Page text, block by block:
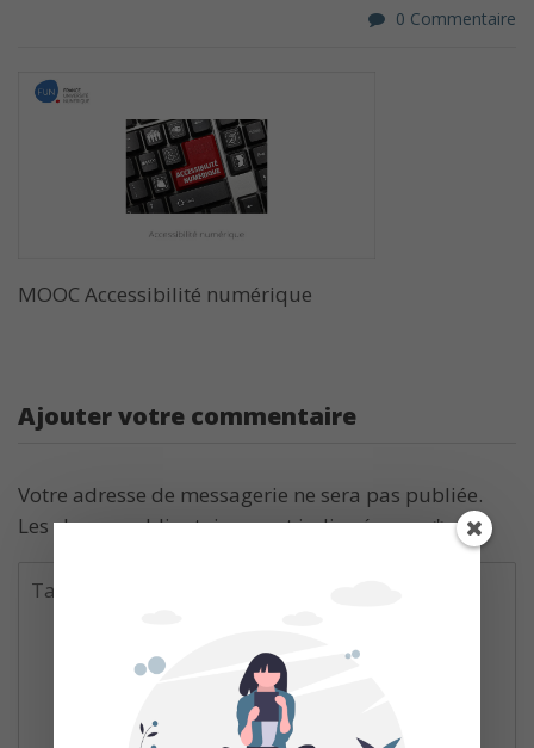
0 Commentaire
MOOC Accessibilité numérique
Ajouter votre commentaire
Votre adresse de messagerie ne sera pas publiée.
Les champs obligatoires sont indiqués avec*